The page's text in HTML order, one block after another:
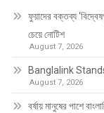
ফুয়াদের বক্তব্য
চেয়ে নোটিশ
August 7, 2026
Banglalink
August 7, 2026
বর্ষায় মানুষের পাশে